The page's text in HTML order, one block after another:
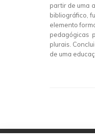
partir de uma
bibliográfico,
elemento
pedagógicas
plurais.
de uma